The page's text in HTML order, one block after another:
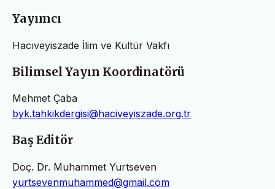
Yayımcı
Hacıveyiszade İlim ve Kültür Vakfı
Bilimsel Yayın Koordinatörü
Mehmet Çaba
byk.tahkikdergisi@haciveyiszade.org.tr
Baş Editör
Doç. Dr. Muhammet Yurtseven
yurtsevenmuhammed@gmail.com